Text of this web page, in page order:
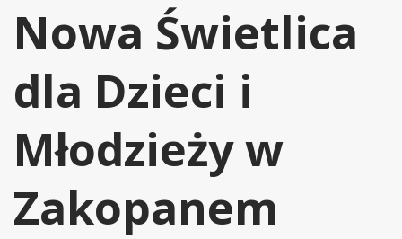
Nowa Świetlica
dla Dzieci i
Młodzieży w
Zakopanem